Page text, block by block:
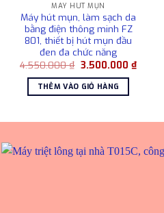
MÁY HÚT MỤN
Máy hút mụn, làm sạch da
bằng điện thông minh FZ
801, thiết bị hút mụn đầu
đen đa chức năng
4.550.000₫ Giá
là:
4.550.000 ₫.
3.500.000 ₫Giá
hiện
THÊM VÀO GIỎ HÀNG